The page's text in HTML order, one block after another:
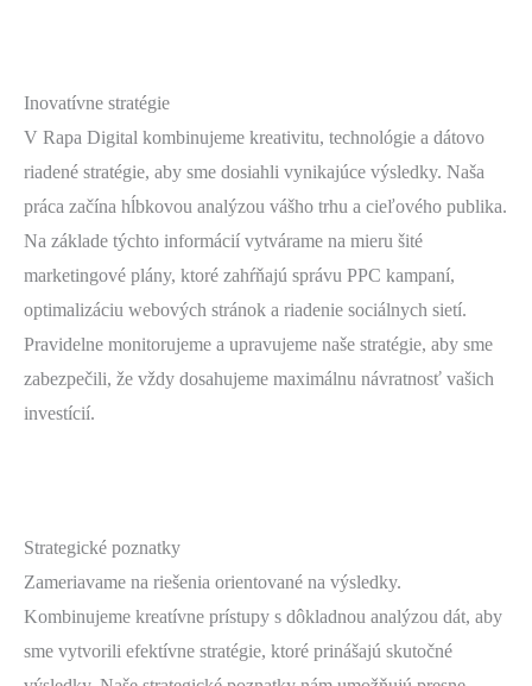
Inovatívne stratégie
V Rapa Digital kombinujeme kreativitu, technológie a dátovo
riadené stratégie, aby sme dosiahli vynikajúce výsledky. Naša
práca začína hĺbkovou analýzou vášho trhu a cieľového publika.
Na základe týchto informácií vytvárame na mieru šité
marketingové plány, ktoré zahŕňajú správu PPC kampaní,
optimalizáciu webových stránok a riadenie sociálnych sietí.
Pravidelne monitorujeme a upravujeme naše stratégie, aby sme
zabezpečili, že vždy dosahujeme maximálnu návratnosť vašich
investícií.
Strategické poznatky
Zameriavame na riešenia orientované na výsledky.
Kombinujeme kreatívne prístupy s dôkladnou analýzou dát, aby
sme vytvorili efektívne stratégie, ktoré prinášajú skutočné